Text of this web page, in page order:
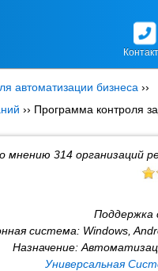
автоматизации бизнеса ››
›› Программа контроля
мнению 314организаций
Поддержка
система: Windows,
Назначение:
Универсальная